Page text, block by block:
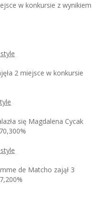
w konkursie z wynikiem
2 miejsce w konkursie
się Magdalena Cycak
de Matcho zajął 3